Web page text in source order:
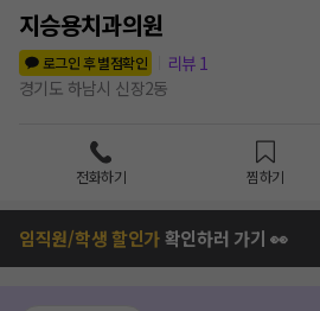
지승용치과의원
로그인 후 별점확인
리뷰 1
경기도 하남시 신장2동
전화하기 찜하기
임직원/학생 할인가확인하러 가기 👀